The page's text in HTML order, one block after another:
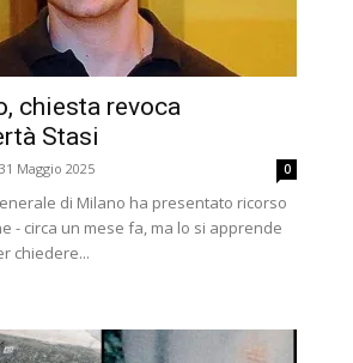
chiesta revoca
Stasi
31 Maggio 2025 0
di Milano ha presentato ricorso
- circa un mese fa, ma lo si apprende
chiedere...